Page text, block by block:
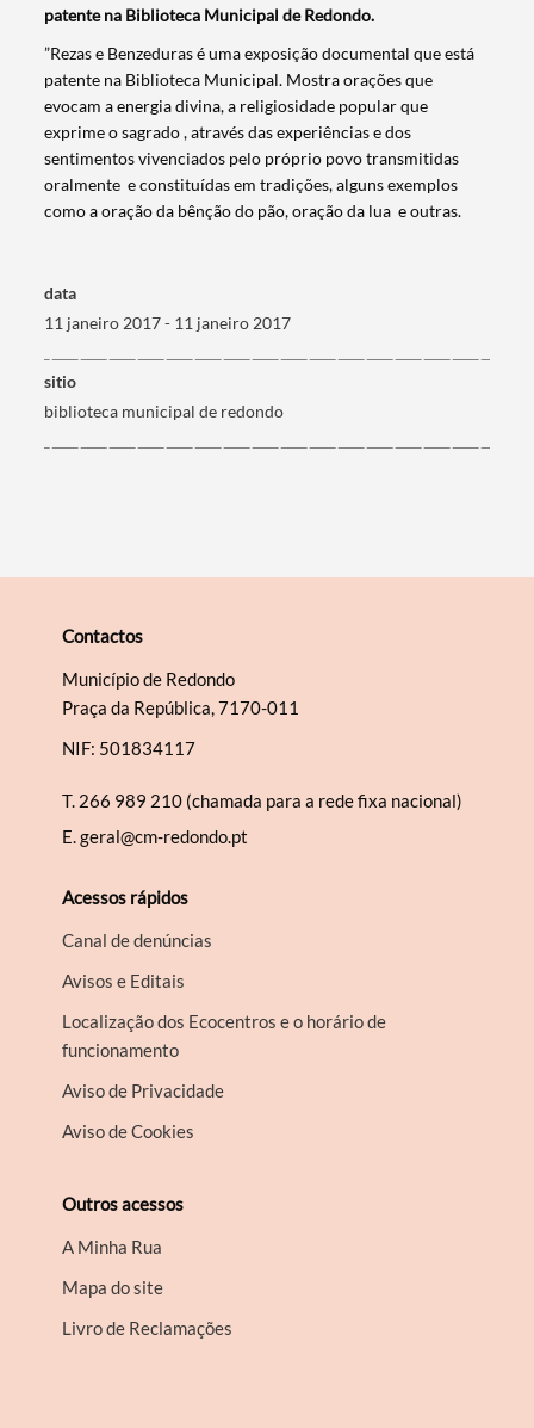
Termo de Pesquisa
patente na Biblioteca Municipal de Redondo.
​”Rezas e Benzeduras é uma exposição documental que está
patente na Biblioteca Municipal. Mostra orações que
evocam a energia divina, a religiosidade popular que
exprime o sagrado , através das experiências e dos
sentimentos vivenciados pelo próprio povo transmitidas
oralmente e constituídas em tradições, alguns exemplos
como a oração da bênção do pão, oração da lua e outras.
data
11 janeiro 2017 - 11 janeiro 2017
sitio
biblioteca municipal de redondo
Contactos
Município de Redondo
Praça da República, 7170-011
NIF: 501834117
T. 266 989 210 (chamada para a rede fixa nacional)
E.geral@cm-redondo.pt
Acessos rápidos
Canal de denúncias
Avisos e Editais
Localização dos Ecocentros e o horário de
funcionamento
Aviso de Privacidade
Aviso de Cookies
Outros acessos
A Minha Rua
Mapa do site
Livro de Reclamações